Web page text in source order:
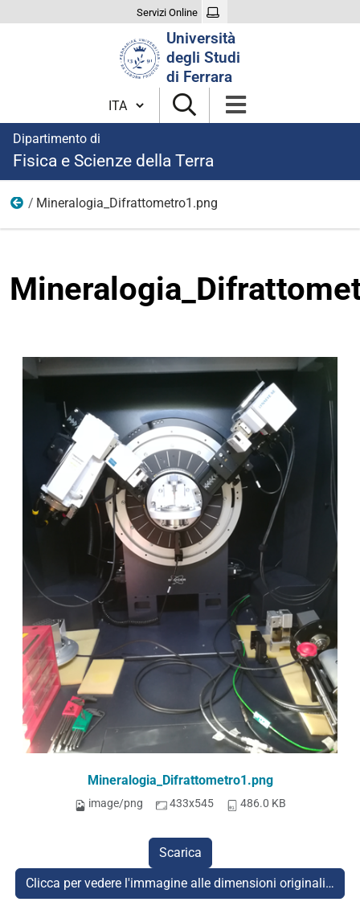
Servizi Online
Università
degli Studi
di Ferrara
Cambia lingua
Dipartimento di
Fisica e Scienze della Terra
Ricerca
Mineralogia_Difrattometro1.png
Mineralogia_Difrattometro1.png
image/png 433x545 486.0 KB
Scarica
Clicca per vedere l'immagine alle dimensioni originali…